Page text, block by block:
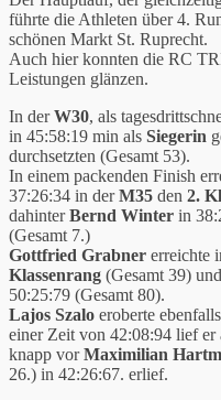
führte die Athleten über 4.
schönen Markt St. Ruprecht.
Auch hier konnten die RC
Leistungen glänzen.
In derW30, als
in 45:58:19 min als Siegerin
durchsetzten (Gesamt 53).
In einem packenden Finish
37:26:34 in derM35 den 2.
dahinterBernd Winter in
(Gesamt 7.)
Gottfried Grabner erreichte
Klassenrang (Gesamt 39) und
50:25:79 (Gesamt 80).
Lajos Szalo eroberte
einer Zeit von 42:08:94 lief er
knapp vorMaximilian
26.) in 42:26:67. erlief.